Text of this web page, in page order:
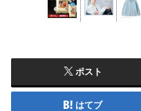
ポスト
はてブ